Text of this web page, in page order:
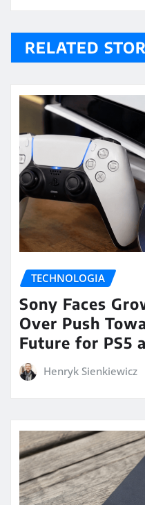
RELATED
TECHNOLOGIA
Sony Faces
Over Push
Future for PS5
Henryk Sienkiewicz